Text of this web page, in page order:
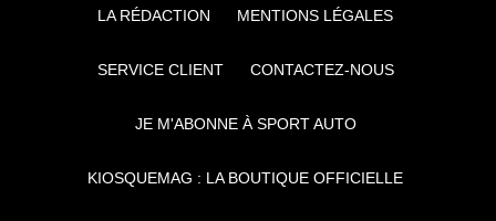
LA RÉDACTION MENTIONS LÉGALES
SERVICE CLIENT CONTACTEZ-NOUS
JE M'ABONNE À SPORT AUTO
KIOSQUEMAG : LA BOUTIQUE OFFICIELLE